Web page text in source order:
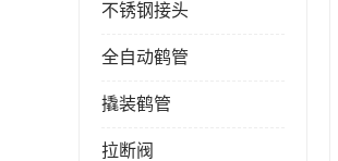
不锈钢接头
全自动鹤管
撬装鹤管
拉断阀